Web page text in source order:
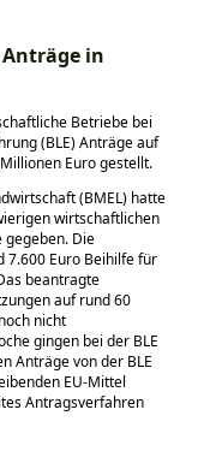
in
Betriebe bei
(BLE) Anträge auf
Euro gestellt.
(BMEL) hatte
wirtschaftlichen
gegeben. Die
Euro Beihilfe für
beantragte
auf rund 60
nicht
gingen bei der BLE
Anträge von der BLE
EU-Mittel
Antragsverfahren